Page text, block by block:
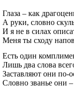
Глаза – как
А руки, словно
И я не в силах
Меня ты сходу
Есть один
Лишь два слова
Заставляют они по-
Словно званье они